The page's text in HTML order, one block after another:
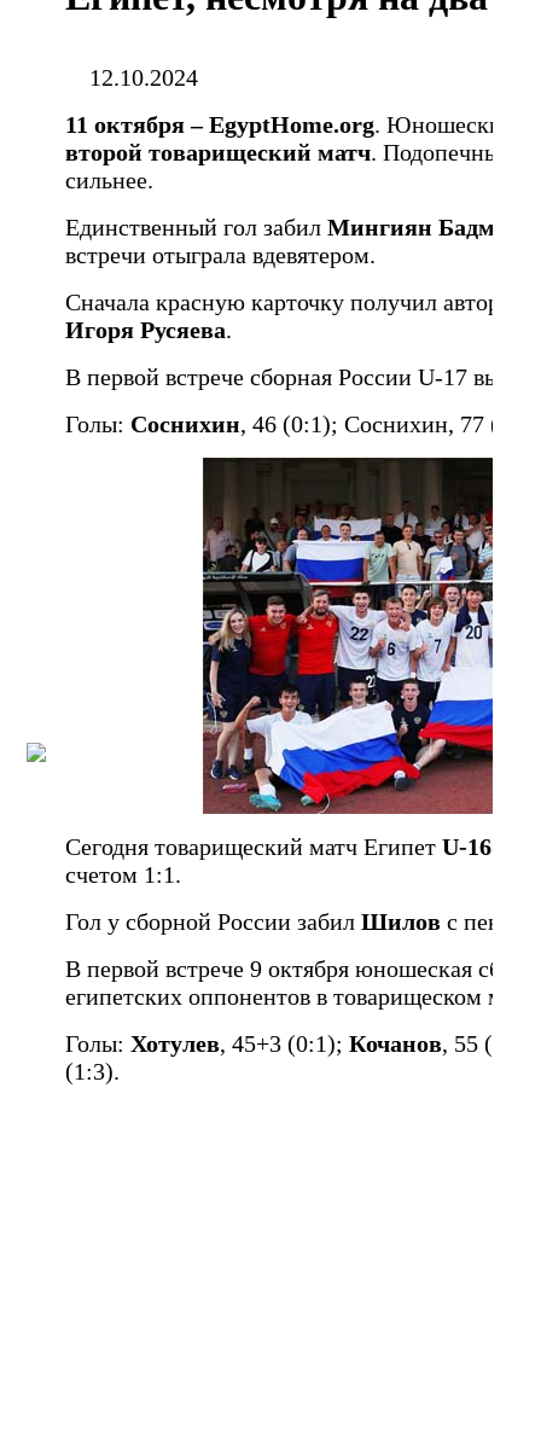
12.10.2024
11 октября –EgyptHome.org. Юношеские
второй товарищеский матч. Подопечные
сильнее.
Единственный гол забил Мингиян Бадмаев
встречи отыграла вдевятером.
Сначала красную карточку получил автор
Игоря Русяева.
В первой встрече сборная России U-17
Голы: Соснихин, 46 (0:1); Соснихин, 77
Сегодня товарищеский матч Египет U-16
счетом 1:1.
Гол у сборной России забил Шилов с
В первой встрече 9 октября юношеская
египетских оппонентов в товарищеском
Голы: Хотулев, 45+3 (0:1); Кочанов, 55
(1:3).